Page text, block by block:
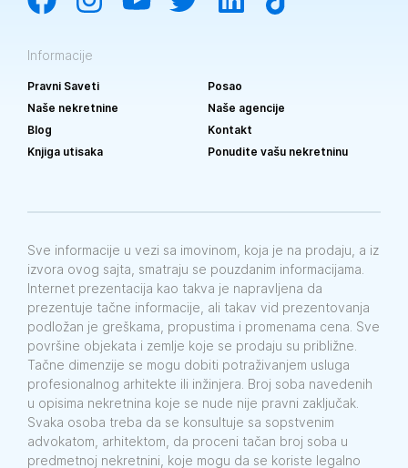
Informacije
Pravni Saveti
Posao
Naše nekretnine
Naše agencije
Blog
Kontakt
Knjiga utisaka
Ponudite vašu nekretninu
Sve informacije u vezi sa imovinom, koja je na prodaju, a iz
izvora ovog sajta, smatraju se pouzdanim informacijama.
Internet prezentacija kao takva je napravljena da
prezentuje tačne informacije, ali takav vid prezentovanja
podložan je greškama, propustima i promenama cena. Sve
površine objekata i zemlje koje se prodaju su približne.
Tačne dimenzije se mogu dobiti potraživanjem usluga
profesionalnog arhitekte ili inžinjera. Broj soba navedenih
u opisima nekretnina koje se nude nije pravni zaključak.
Svaka osoba treba da se konsultuje sa sopstvenim
advokatom, arhitektom, da proceni tačan broj soba u
predmetnoj nekretnini, koje mogu da se koriste legalno